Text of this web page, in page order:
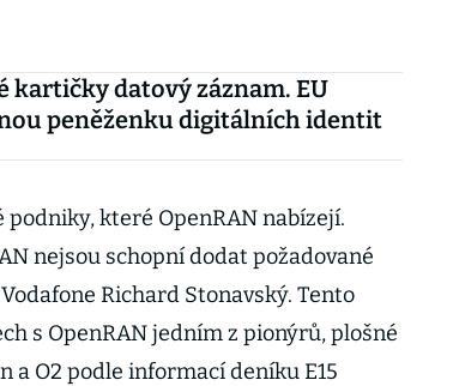
kartičky datový záznam. EU
peněženku digitálních identit
které OpenRAN nabízejí.
nejsou schopní dodat požadované
Richard Stonavský. Tento
s OpenRAN jedním z pionýrů, plošné
a O2 podle informací deníku E15